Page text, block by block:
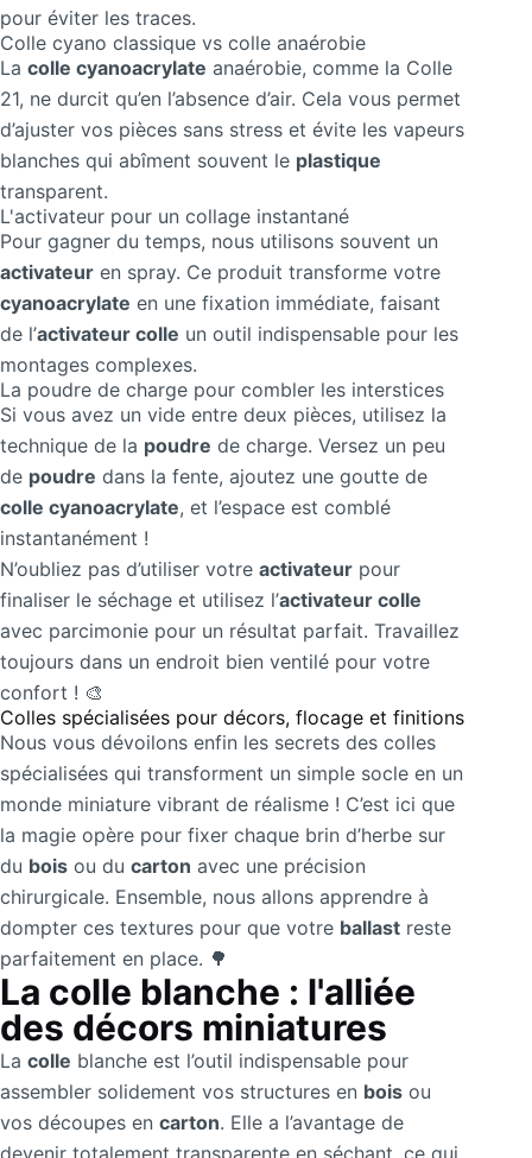
pour éviter les traces.
Colle cyano classique vs colle anaérobie
La colle cyanoacrylate anaérobie, comme la Colle
21, ne durcit qu’en l’absence d’air. Cela vous permet
d’ajuster vos pièces sans stress et évite les vapeurs
blanches qui abîment souvent le plastique
transparent.
L'activateur pour un collage instantané
Pour gagner du temps, nous utilisons souvent un
activateur en spray. Ce produit transforme votre
cyanoacrylate en une fixation immédiate, faisant
de l’activateur colle un outil indispensable pour les
montages complexes.
La poudre de charge pour combler les interstices
Si vous avez un vide entre deux pièces, utilisez la
technique de la poudre de charge. Versez un peu
de poudre dans la fente, ajoutez une goutte de
colle cyanoacrylate, et l’espace est comblé
instantanément !
N’oubliez pas d’utiliser votre activateur pour
finaliser le séchage et utilisez l’activateur colle
avec parcimonie pour un résultat parfait. Travaillez
toujours dans un endroit bien ventilé pour votre
confort ! 🎨
Colles spécialisées pour décors, flocage et finitions
Nous vous dévoilons enfin les secrets des colles
spécialisées qui transforment un simple socle en un
monde miniature vibrant de réalisme ! C’est ici que
la magie opère pour fixer chaque brin d’herbe sur
du bois ou du carton avec une précision
chirurgicale. Ensemble, nous allons apprendre à
dompter ces textures pour que votre ballast reste
parfaitement en place. 🌳
La colle blanche : l'alliée
des décors miniatures
La colle blanche est l’outil indispensable pour
assembler solidement vos structures en bois ou
vos découpes en carton. Elle a l’avantage de
devenir totalement transparente en séchant, ce qui